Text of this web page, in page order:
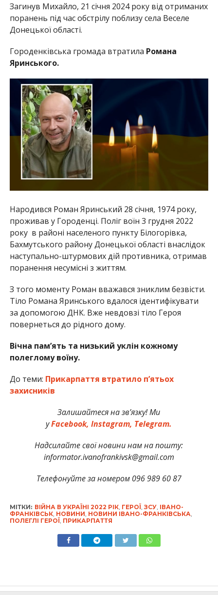
Загинув Михайло, 21 січня 2024 року від отриманих
поранень під час обстрілу поблизу села Веселе
Донецької області.
Городенківська громада втратила Романа
Яринського.
Народився Роман Яринський 28 січня, 1974 року,
проживав у Городенці. Поліг воїн 3 грудня 2022
року в районі населеного пункту Білогорівка,
Бахмутського району Донецької області внаслідок
наступально-штурмових дій противника, отримав
поранення несумісні з життям.
З того моменту Роман вважався зниклим безвісти.
Тіло Романа Яринського вдалося ідентифікувати
за допомогою ДНК. Вже невдовзі тіло Героя
повернеться до рідного дому.
Вічна пам’ять та низький уклін кожному
полеглому воїну.
До теми: Прикарпаття втратило п’ятьох
захисників
Залишайтеся на зв’язку! Ми
уFacebook, Instagram, Telegram.
Надсилайте свої новини нам на пошту:
informator.ivanofrankivsk@gmail.com
Телефонуйте за номером 096 989 60 87
МІТКИ: ВІЙНА В УКРАЇНІ 2022 РІК, ГЕРОЇ, ЗСУ, ІВАНО-
ФРАНКІВСЬК, НОВИНИ, НОВИНИ ІВАНО-ФРАНКІВСЬКА,
ПОЛЕГЛІ ГЕРОЇ, ПРИКАРПАТТЯ